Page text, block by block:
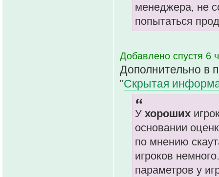
менеджера, не
попытаться
Добавлено спустя 6
Дополнительно в
"Скрытая
У хороших
основании
по мнению
игроков
параметров у